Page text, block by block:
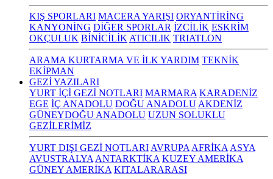
KIŞ SPORLARI MACERA YARIŞI ORYANTİRİNG
KANYONİNG DİĞER SPORLAR İZCİLİK ESKRİM
OKÇULUK BİNİCİLİK ATICILIK TRIATLON
ARAMA KURTARMA VE İLK YARDIM TEKNİK
EKİPMAN
GEZİ YAZILARI
YURT İÇİ GEZİ NOTLARI MARMARA KARADENİZ
EGE İÇ ANADOLU DOĞU ANADOLU AKDENİZ
GÜNEYDOĞU ANADOLU UZUN SOLUKLU
GEZİLERİMİZ
YURT DIŞI GEZİ NOTLARI AVRUPA AFRİKA ASYA
AVUSTRALYA ANTARKTİKA KUZEY AMERİKA
GÜNEY AMERİKA KITALARARASI